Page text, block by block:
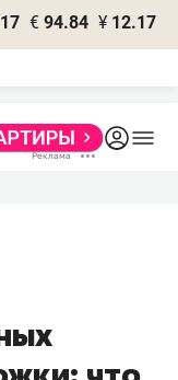
€ 94.84 ¥ 12.17